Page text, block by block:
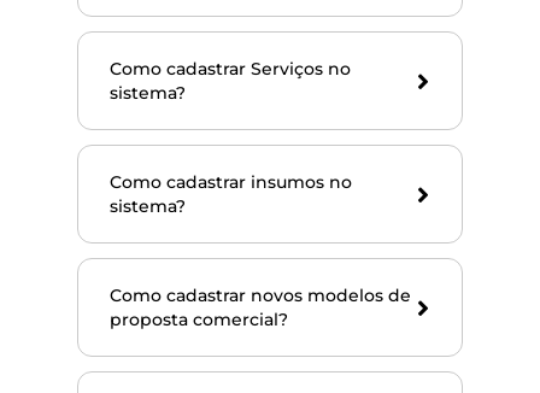
Como cadastrar Serviços no
sistema?
Como cadastrar insumos no
sistema?
Como cadastrar novos modelos de
proposta comercial?